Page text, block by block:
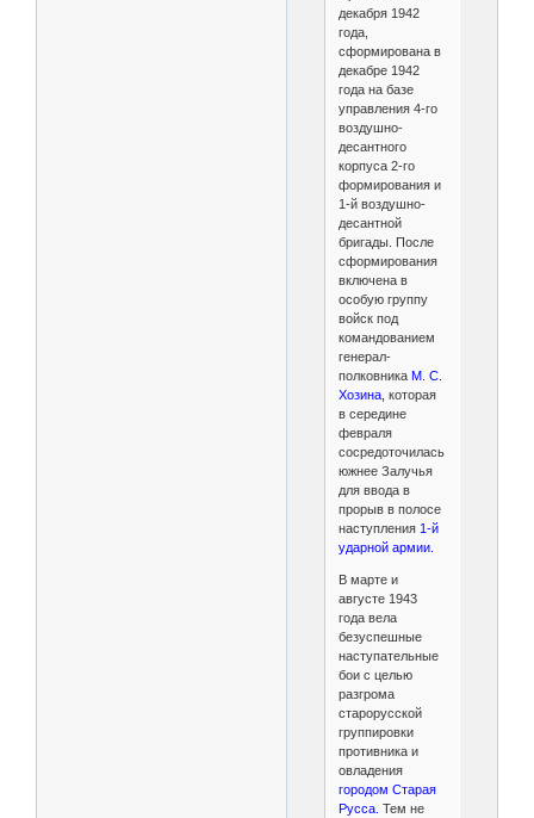
декабря 1942
года,
сформирована в
декабре 1942
года на базе
управления 4-го
воздушно-
десантного
корпуса 2-го
формирования и
1-й воздушно-
десантной
бригады. После
сформирования
включена в
особую группу
войск под
командованием
генерал-
полковникаМ. С.
Хозина, которая
в середине
февраля
сосредоточилась
южнее Залучья
для ввода в
прорыв в полосе
наступления1-й
ударной армии.
В марте и
августе 1943
года вела
безуспешные
наступательные
бои с целью
разгрома
старорусской
группировки
противника и
овладения
городом Старая
Русса. Тем не